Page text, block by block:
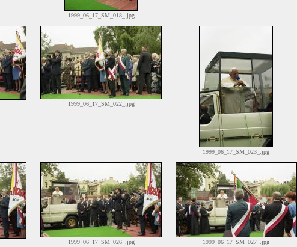
1999_06_17_SM_018_.jpg
1999_06_17_SM_022_.jpg
1999_06_17_SM_023_.jpg
1999_06_17_SM_026_.jpg 1999_06_17_SM_027_.jpg